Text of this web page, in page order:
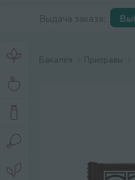
Выдача заказа:
Бакалея Приправы